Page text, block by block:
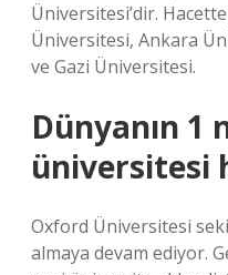
Üniversitesi’dir.
Üniversitesi, Ankara
ve Gazi Üniversitesi.
Dünyanın 1
üniversitesi
Oxford Üniversitesi
almaya devam ediyor.